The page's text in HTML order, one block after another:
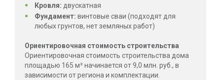
Кровля: двускатная
Фундамент: винтовые сваи (подходят для
любых грунтов, нет земляных работ)
Ориентировочная стоимость строительства
Ориентировочная стоимость строительства дома
площадью 165 м² начинается от 9,0 млн. руб., в
зависимости от региона и комплектации.